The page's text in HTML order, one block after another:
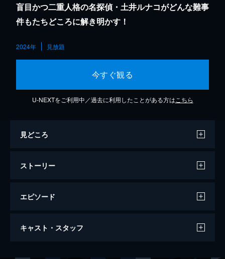
盲目かつ二重人格の名探偵・土井ルナコがどんな難事
件もたちどころに解き明かす！
2024年 見放題
今すぐ観る
U-NEXTをご利用中／過去に利用したことがある方は こちら
見どころ
ストーリー
エピソード
SOCIA17「一体」 多重人格探偵ルナコ
キャスト・スタッフ